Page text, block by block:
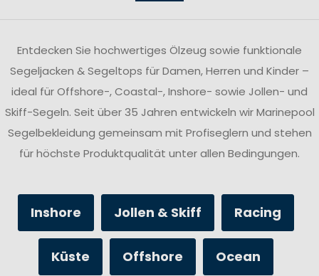
Entdecken Sie hochwertiges Ölzeug sowie funktionale
Segeljacken & Segeltops für Damen, Herren und Kinder –
ideal für Offshore-, Coastal-, Inshore- sowie Jollen- und
Skiff-Segeln. Seit über 35 Jahren entwickeln wir Marinepool
Segelbekleidung gemeinsam mit Profiseglern und stehen
für höchste Produktqualität unter allen Bedingungen.
Inshore Jollen & Skiff Racing
Küste Offshore Ocean